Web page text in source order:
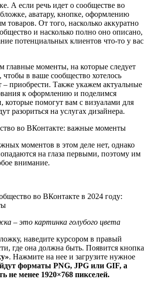
А если речь идет о сообществе во
аватару, кнопке, оформлению
товаров. От того, насколько аккуратно
и насколько полно оно описано,
потенциальных клиентов что-то у вас
главные моменты, на которые следует
чтобы в ваше сообщество хотелось
– приобрести. Также укажем актуальные
к оформлению и поделимся
которые помогут вам с визуалами для
разориться на услугах дизайнера.
во ВКонтакте: важные моменты
моментов в этом деле нет, однако
на глаза первыми, поэтому им
внимание.
– это картинка голубого цвета
наведите курсором в правый
где она должна быть. Появится кнопка
. Нажмите на нее и загрузите нужное
форматы PNG, JPG или GIF, а
не менее 1920×768 пикселей.